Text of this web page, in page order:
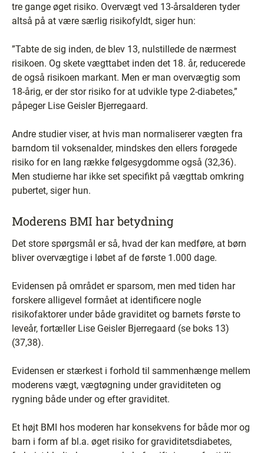
tre gange øget risiko. Overvægt ved 13-årsalderen tyder
altså på at være særlig risikofyldt, siger hun:
”Tabte de sig inden, de blev 13, nulstillede de nærmest
risikoen. Og skete vægttabet inden det 18. år, reducerede
de også risikoen markant. Men er man overvægtig som
18-årig, er der stor risiko for at udvikle type 2-diabetes,”
påpeger Lise Geisler Bjerregaard.
Andre studier viser, at hvis man normaliserer vægten fra
barndom til voksenalder, mindskes den ellers forøgede
risiko for en lang række følgesygdomme også (32,36).
Men studierne har ikke set specifikt på vægttab omkring
pubertet, siger hun.
Moderens BMI har betydning
Det store spørgsmål er så, hvad der kan medføre, at børn
bliver overvægtige i løbet af de første 1.000 dage.
Evidensen på området er sparsom, men med tiden har
forskere alligevel formået at identificere nogle
risikofaktorer under både graviditet og barnets første to
leveår, fortæller Lise Geisler Bjerregaard (se boks 13)
(37,38).
Evidensen er stærkest i forhold til sammenhænge mellem
moderens vægt, vægtøgning under graviditeten og
rygning både under og efter graviditet.
Et højt BMI hos moderen har konsekvens for både mor og
barn i form af bl.a. øget risiko for graviditetsdiabetes,